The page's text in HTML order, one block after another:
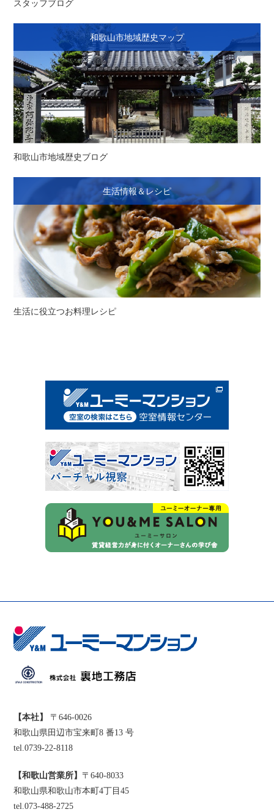
スタッフブログ
和歌山市地域歴史マップ
和歌山市地域歴史ブログ
生活情報＆レシピ
生活に役立つお料理レシピ
【本社】
〒646-0026
和歌山県田辺市宝来町8 番13 号
tel.0739-22-8118
【和歌山営業所】 〒640-8033
和歌山県和歌山市本町4丁目45
tel.073-488-2725